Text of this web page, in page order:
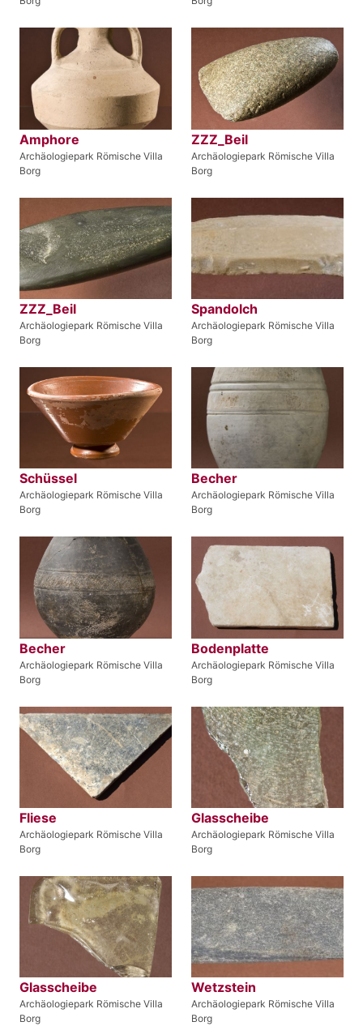
Amphore
Archäologiepark Römische Villa
Borg
ZZZ_Beil
Archäologiepark Römische Villa
Borg
ZZZ_Beil
Archäologiepark Römische Villa
Borg
Spandolch
Archäologiepark Römische Villa
Borg
Schüssel
Archäologiepark Römische Villa
Borg
Becher
Archäologiepark Römische Villa
Borg
Becher
Archäologiepark Römische Villa
Borg
Bodenplatte
Archäologiepark Römische Villa
Borg
Fliese
Archäologiepark Römische Villa
Borg
Glasscheibe
Archäologiepark Römische Villa
Borg
Glasscheibe
Archäologiepark Römische Villa
Borg
Wetzstein
Archäologiepark Römische Villa
Borg